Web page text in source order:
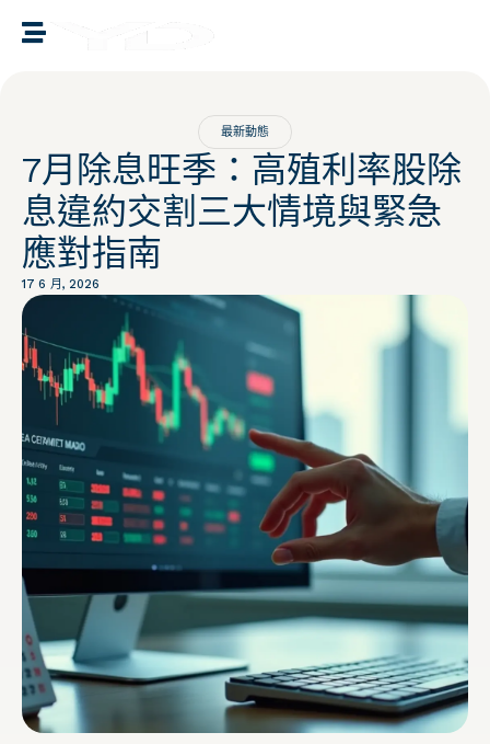
最新動態
7月除息旺季：高殖利率股除
息違約交割三大情境與緊急
應對指南
17 6 月, 2026